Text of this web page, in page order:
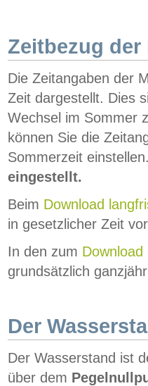
Zeitbezug der
Die Zeitangaben der
Zeit dargestellt. Dies
Wechsel im Sommer
können Sie die
Sommerzeit
eingestellt.
Beim Download
in gesetzlicher Zeit
In den zum Download
grundsätzlich
Der
Der Wasserstand ist
über dem